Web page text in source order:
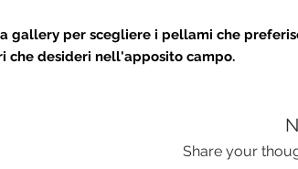
gallery per scegliere i pellami che
che desideri nell'apposito campo.
Share your